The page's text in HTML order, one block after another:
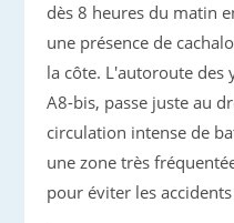
dès 8 heures du matin
une présence de
la côte. L'autoroute des
A8-bis, passe juste au
circulation intense de
une zone très
pour éviter les accidents